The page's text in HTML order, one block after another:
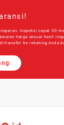
Inspeksi cepat 30
harga sesuai hasil
ditransfer ke rekening Anda